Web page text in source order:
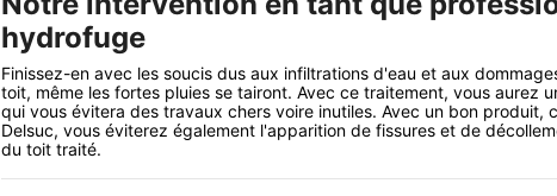
hydrofuge
Finissez-en avec les soucis dus aux infiltrations d'eau et aux
toit, même les fortes pluies se tairont. Avec ce traitement, vous aurez
qui vous évitera des travaux chers voire inutiles. Avec un bon produit,
Delsuc, vous éviterez également l'apparition de fissures et de
du toit traité.